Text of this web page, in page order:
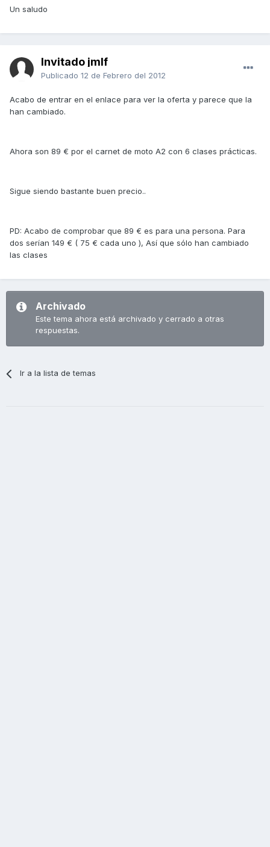
Un saludo
Invitado jmlf
Publicado 12 de Febrero del 2012
Acabo de entrar en el enlace para ver la oferta y parece que la
han cambiado.
Ahora son 89 € por el carnet de moto A2 con 6 clases prácticas.
Sigue siendo bastante buen precio..
PD: Acabo de comprobar que 89 € es para una persona. Para
dos serían 149 € ( 75 € cada uno ), Así que sólo han cambiado
las clases
Archivado
Este tema ahora está archivado y cerrado a otras
respuestas.
Ir a la lista de temas